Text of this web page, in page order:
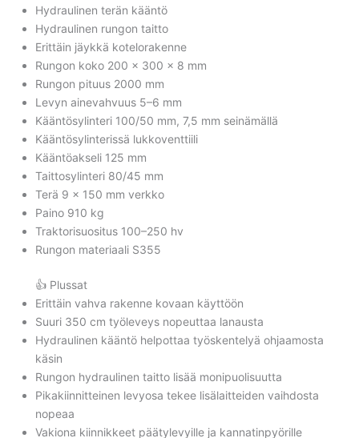
Hydraulinen terän kääntö
Hydraulinen rungon taitto
Erittäin jäykkä kotelorakenne
Rungon koko 200 x 300 x 8 mm
Rungon pituus 2000 mm
Levyn ainevahvuus 5–6 mm
Kääntösylinteri 100/50 mm, 7,5 mm seinämällä
Kääntösylinterissä lukkoventtiili
Kääntöakseli 125 mm
Taittosylinteri 80/45 mm
Terä 9 x 150 mm verkko
Paino 910 kg
Traktorisuositus 100–250 hv
Rungon materiaali S355
👍 Plussat
Erittäin vahva rakenne kovaan käyttöön
Suuri 350 cm työleveys nopeuttaa lanausta
Hydraulinen kääntö helpottaa työskentelyä ohjaamosta
käsin
Rungon hydraulinen taitto lisää monipuolisuutta
Pikakiinnitteinen levyosa tekee lisälaitteiden vaihdosta
nopeaa
Vakiona kiinnikkeet päätylevyille ja kannatinpyörille